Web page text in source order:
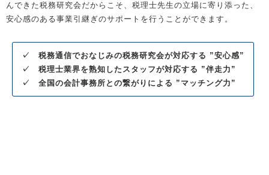
んできた税務研究会だからこそ、税理士先生の立場に寄り添った、
安心感のある事業引継ぎのサポートを行うことができます。
✓ 税務通信でおなじみの税務研究会が対応する ”安心感”
✓ 税理士業界を熟知したスタッフが対応する ”伴走力”
✓ 全国の会計事務所との繋がりによる ”マッチング力”